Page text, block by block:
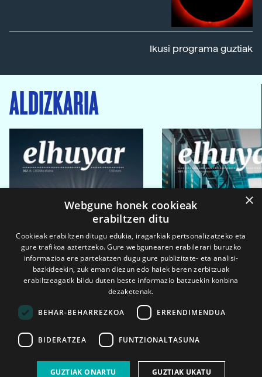
Ikusi programa guztiak
ALDIZKARIA
2026ko eka. 1a 2026ko mar. 1a
×
Webgune honek cookieak
erabiltzen ditu
Cookieak erabiltzen ditugu edukia, iragarkiak pertsonalizatzeko eta
gure trafikoa aztertzeko. Gure webgunearen erabilerari buruzko
informazioa ere partekatzen dugu gure publizitate- eta analisi-
bazkideekin, zuk eman diezun edo haiek beren zerbitzuak
erabiltzeagatik bildu duten beste informazio batzuekin konbina
dezaketenak.
BEHAR-BEHARREZKOA ERRENDIMENDUA
BIDERATZEA FUNTZIONALTASUNA
GUZTIAK ONARTU GUZTIAK UKATU